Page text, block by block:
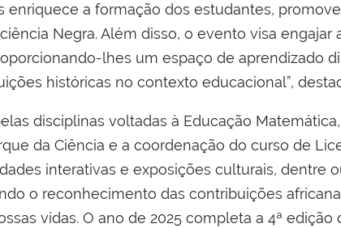
a formação dos estudantes,
Negra. Além disso, o evento visa engajar
lhes um espaço de aprendizado
históricas no contexto educacional”,
disciplinas voltadas à Educação
da Ciência e a coordenação do curso de
interativas e exposições culturais, dentre
o reconhecimento das contribuições
vidas. O ano de 2025 completa a 4ª